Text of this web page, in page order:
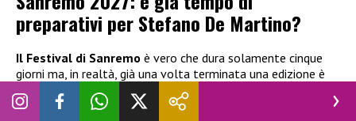
preparativi per Stefano De Martino?
Il Festival di Sanremo è vero che dura solamente cinque
giorni ma, in realtà, già una volta terminata una edizione è
subito tempo di pensare alla prossima, tra i Big da scegliere,
le Nuove Proposte, i co-conduttori, le co-conduttrici, il come